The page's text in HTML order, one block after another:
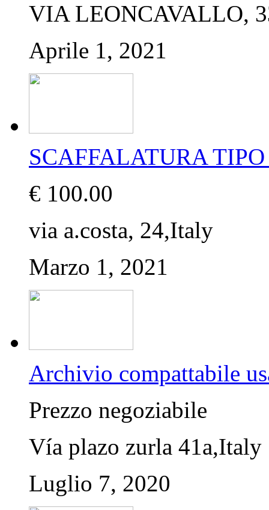
VIA LEONCAVALLO,
Aprile 1, 2021
SCAFFALATURA
€ 100.00
via a.costa, 24,Italy
Marzo 1, 2021
Archivio compattabile
Prezzo negoziabile
Vía plazo zurla 41a,Italy
Luglio 7, 2020